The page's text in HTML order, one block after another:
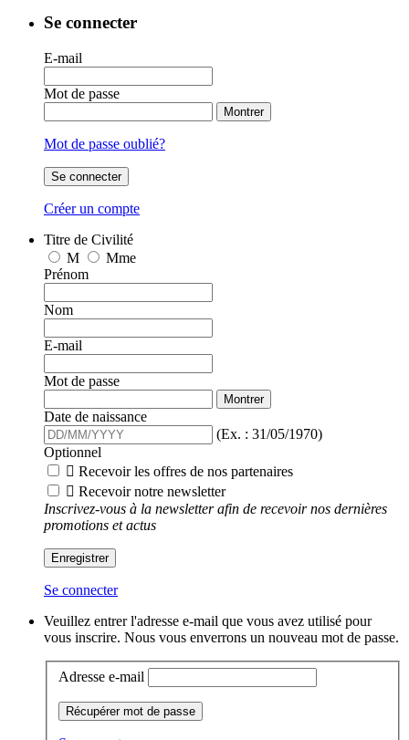
Se connecter
E-mail
Mot de passe
Montrer
Mot de passe oublié?
Se connecter
Créer un compte
Titre de Civilité
M
Mme
Prénom
Nom
E-mail
Mot de passe
Montrer
Date de naissance
(Ex. : 31/05/1970)
Optionnel
 Recevoir les offres de nos partenaires
 Recevoir notre newsletter
Inscrivez-vous à la newsletter afin de recevoir nos dernières
promotions et actus
Enregistrer
Se connecter
Veuillez entrer l'adresse e-mail que vous avez utilisé pour
vous inscrire. Nous vous enverrons un nouveau mot de passe.
Adresse e-mail
Récupérer mot de passe